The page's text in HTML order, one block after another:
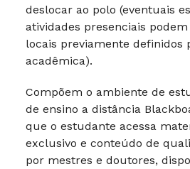
deslocar ao polo (eventuais
atividades presenciais
locais previamente definidos
acadêmica).
Compõem o ambiente de
de ensino a distância
que o estudante acessa
exclusivo e conteúdo de
por mestres e doutores,